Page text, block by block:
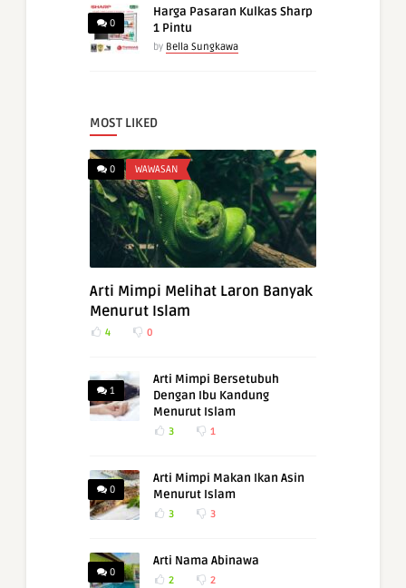
0
Harga Pasaran Kulkas Sharp
1 Pintu
by Bella Sungkawa
MOST LIKED
0 WAWASAN
Arti Mimpi Melihat Laron Banyak
Menurut Islam
4 0
1
Arti Mimpi Bersetubuh
Dengan Ibu Kandung
Menurut Islam
3 1
0
Arti Mimpi Makan Ikan Asin
Menurut Islam
3 3
0
Arti Nama Abinawa
2 2